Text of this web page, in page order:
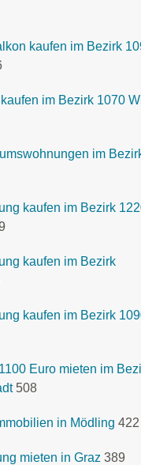
kaufen im Bezirk
im Bezirk 1070
im
kaufen im Bezirk
kaufen im Bezirk
kaufen im Bezirk
Euro mieten im
508
in Mödling 422
mieten in Graz 389